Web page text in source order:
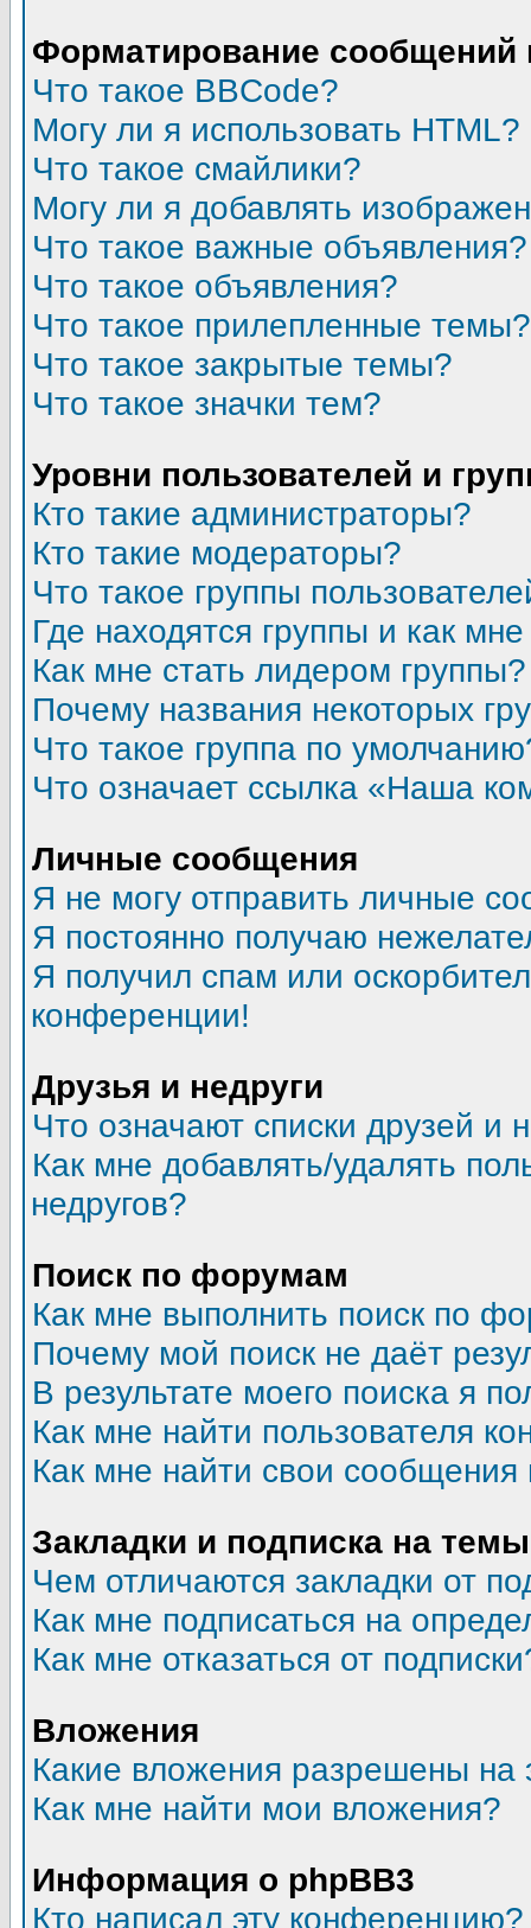
Форматирование
Что такое BBCode?
Могу ли я использовать HTML?
Что такое смайлики?
Могу ли я добавлять
Что такое важные объявления?
Что такое объявления?
Что такое прилепленные темы?
Что такое закрытые темы?
Что такое значки тем?
Уровни пользователей и
Кто такие администраторы?
Кто такие модераторы?
Что такое группы
Где находятся группы и как
Как мне стать лидером группы?
Почему названия некоторых
Что такое группа по
Что означает ссылка «Наша
Личные сообщения
Я не могу отправить личные
Я постоянно получаю
Я получил спам или
конференции!
Друзья и недруги
Что означают списки друзей и
Как мне добавлять/удалять
недругов?
Поиск по форумам
Как мне выполнить поиск по
Почему мой поиск не даёт
В результате моего поиска я
Как мне найти пользователя
Как мне найти свои
Закладки и подписка на темы
Чем отличаются закладки от
Как мне подписаться на
Как мне отказаться от
Вложения
Какие вложения разрешены на
Как мне найти мои вложения?
Информация о phpBB3
Кто написал эту конференцию?